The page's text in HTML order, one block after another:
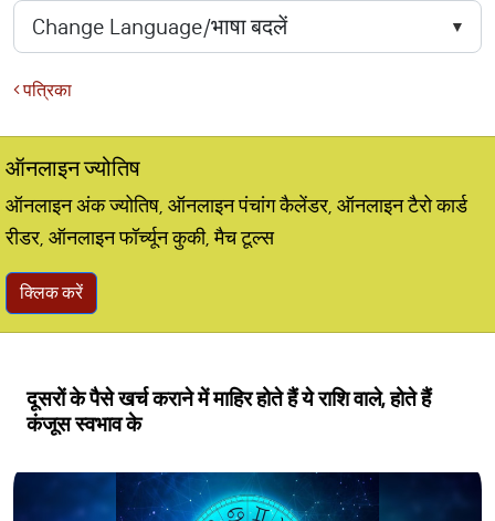
पत्रिका
ऑनलाइन ज्योतिष
ऑनलाइन अंक ज्योतिष, ऑनलाइन पंचांग कैलेंडर, ऑनलाइन टैरो कार्ड
रीडर, ऑनलाइन फॉर्च्यून कुकी, मैच टूल्स
क्लिक करें
दूसरों के पैसे खर्च कराने में माहिर होते हैं ये राशि वाले, होते हैं
कंजूस स्वभाव के